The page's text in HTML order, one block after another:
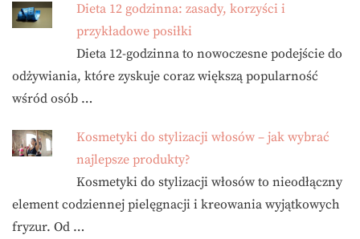
Dieta 12 godzinna: zasady, korzyści i
przykładowe posiłki
Dieta 12-godzinna to nowoczesne podejście do
odżywiania, które zyskuje coraz większą popularność
wśród osób …
Kosmetyki do stylizacji włosów – jak wybrać
najlepsze produkty?
Kosmetyki do stylizacji włosów to nieodłączny
element codziennej pielęgnacji i kreowania wyjątkowych
fryzur. Od …